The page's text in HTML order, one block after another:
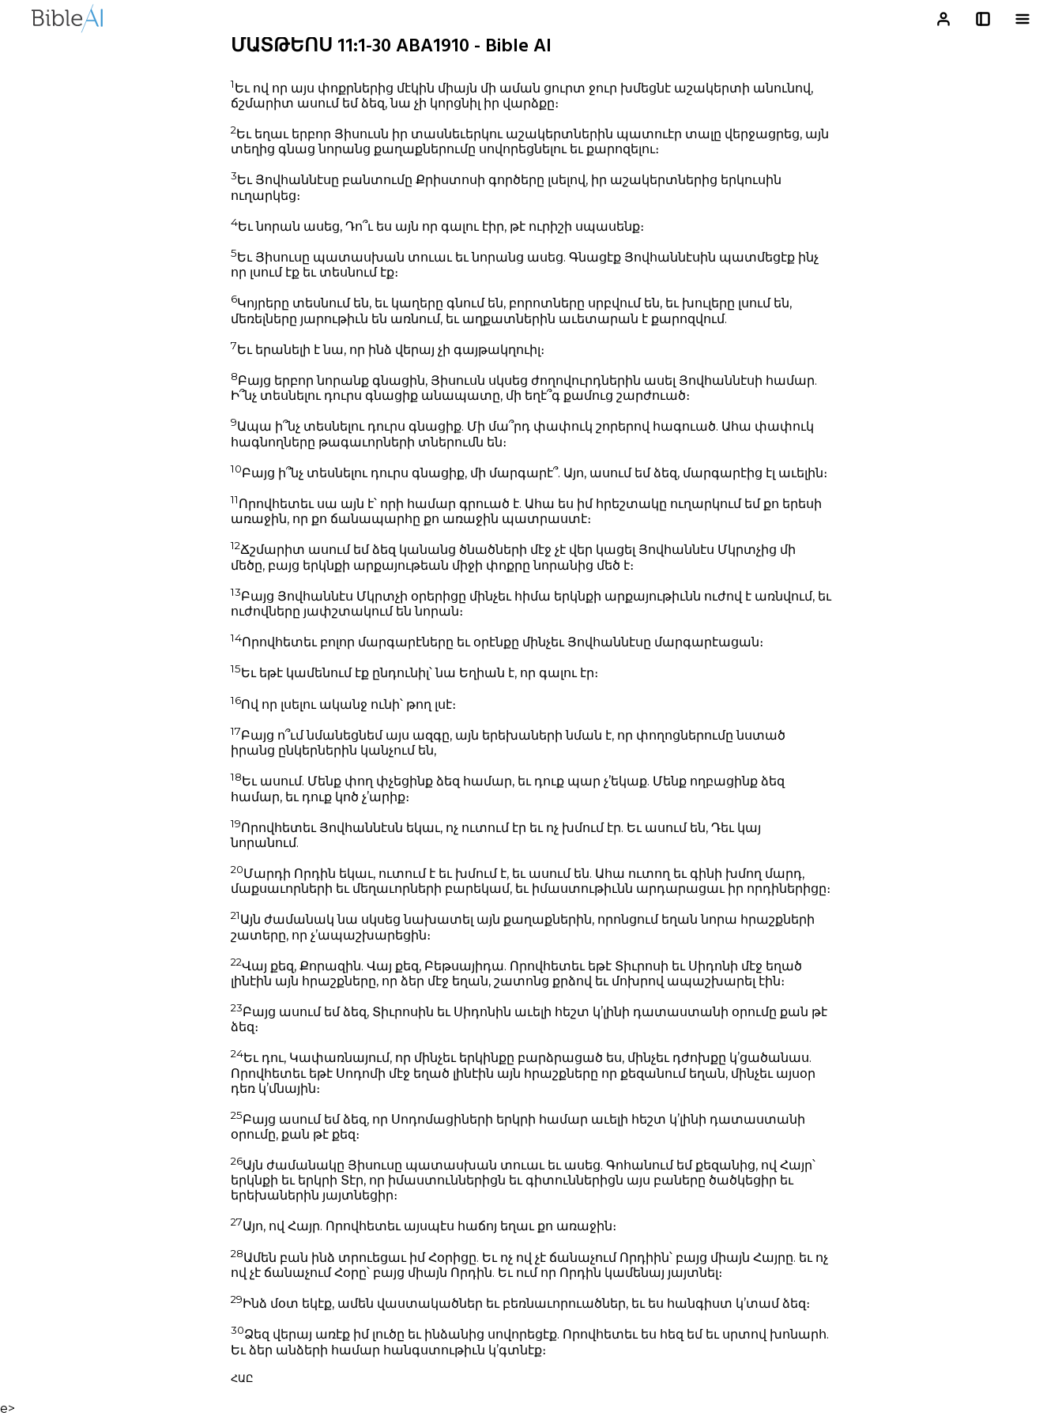
ՄԱՏԹԵՈՍ 11:1-30 ABA1910 - Bible AI
1Եւ ով որ այս փոքրներից մէկին միայն մի աման ցուրտ ջուր խմեցնէ աշակերտի անունով,
ճշմարիտ ասում եմ ձեզ, նա չի կորցնիլ իր վարձքը։
2Եւ եղաւ երբոր Յիսուսն իր տասնեւերկու աշակերտներին պատուէր տալը վերջացրեց, այն
տեղից գնաց նորանց քաղաքներումը սովորեցնելու եւ քարոզելու։
3Եւ Յովհաննէսը բանտումը Քրիստոսի գործերը լսելով, իր աշակերտներից երկուսին
ուղարկեց։
4Եւ նորան ասեց, Դո՞ւ ես այն որ գալու էիր, թէ ուրիշի սպասենք։
5Եւ Յիսուսը պատասխան տուաւ եւ նորանց ասեց. Գնացէք Յովհաննէսին պատմեցէք ինչ
որ լսում էք եւ տեսնում էք։
6Կոյրերը տեսնում են, եւ կաղերը գնում են, բորոտները սրբվում են, եւ խուլերը լսում են,
մեռելները յարութիւն են առնում, եւ աղքատներին աւետարան է քարոզվում.
7Եւ երանելի է նա, որ ինձ վերայ չի գայթակղուիլ։
8Բայց երբոր նորանք գնացին, Յիսուսն սկսեց ժողովուրդներին ասել Յովհաննէսի համար.
Ի՞նչ տեսնելու դուրս գնացիք անապատը, մի եղէ՞գ քամուց շարժուած։
9Ապա ի՞նչ տեսնելու դուրս գնացիք. Մի մա՞րդ փափուկ շորերով հագուած. Ահա փափուկ
հագնողները թագաւորների տներումն են։
10Բայց ի՞նչ տեսնելու դուրս գնացիք, մի մարգարէ՞. Այո, ասում եմ ձեզ, մարգարէից էլ աւելին։
11Որովհետեւ սա այն է՝ որի համար գրուած է. Ահա ես իմ հրեշտակը ուղարկում եմ քո երեսի
առաջին, որ քո ճանապարհը քո առաջին պատրաստէ։
12Ճշմարիտ ասում եմ ձեզ կանանց ծնածների մէջ չէ վեր կացել Յովհաննէս Մկրտչից մի
մեծը, բայց երկնքի արքայութեան միջի փոքրը նորանից մեծ է։
13Բայց Յովհաննէս Մկրտչի օրերիցը մինչեւ հիմա երկնքի արքայութիւնն ուժով է առնվում, եւ
ուժովները յափշտակում են նորան։
14Որովհետեւ բոլոր մարգարէները եւ օրէնքը մինչեւ Յովհաննէսը մարգարէացան։
15Եւ եթէ կամենում էք ընդունիլ՝ նա Եղիան է, որ գալու էր։
16Ով որ լսելու ականջ ունի՝ թող լսէ։
17Բայց ո՞ւմ նմանեցնեմ այս ազգը, այն երեխաների նման է, որ փողոցներումը նստած
իրանց ընկերներին կանչում են,
18Եւ ասում. Մենք փող փչեցինք ձեզ համար, եւ դուք պար չ’եկաք. Մենք ողբացինք ձեզ
համար, եւ դուք կոծ չ’արիք։
19Որովհետեւ Յովհաննէսն եկաւ, ոչ ուտում էր եւ ոչ խմում էր. Եւ ասում են, Դեւ կայ
նորանում.
20Մարդի Որդին եկաւ, ուտում է եւ խմում է, եւ ասում են. Ահա ուտող եւ գինի խմող մարդ,
մաքսաւորների եւ մեղաւորների բարեկամ, եւ իմաստութիւնն արդարացաւ իր որդիներիցը։
21Այն ժամանակ նա սկսեց նախատել այն քաղաքներին, որոնցում եղան նորա հրաշքների
շատերը, որ չ’ապաշխարեցին։
22Վայ քեզ, Քորազին. Վայ քեզ, Բեթսայիդա. Որովհետեւ եթէ Տիւրոսի եւ Սիդոնի մէջ եղած
լինէին այն հրաշքները, որ ձեր մէջ եղան, շատոնց քրձով եւ մոխրով ապաշխարել էին։
23Բայց ասում եմ ձեզ, Տիւրոսին եւ Սիդոնին աւելի հեշտ կ’լինի դատաստանի օրումը քան թէ
ձեզ։
24Եւ դու, Կափառնայում, որ մինչեւ երկինքը բարձրացած ես, մինչեւ դժոխքը կ’ցածանաս.
Որովհետեւ եթէ Սոդոմի մէջ եղած լինէին այն հրաշքները որ քեզանում եղան, մինչեւ այսօր
դեռ կ’մնային։
25Բայց ասում եմ ձեզ, որ Սոդոմացիների երկրի համար աւելի հեշտ կ’լինի դատաստանի
օրումը, քան թէ քեզ։
26Այն ժամանակը Յիսուսը պատասխան տուաւ եւ ասեց. Գոհանում եմ քեզանից, ով Հայր՝
երկնքի եւ երկրի Տէր, որ իմաստուններիցն եւ գիտուններիցն այս բաները ծածկեցիր եւ
երեխաներին յայտնեցիր։
27Այո, ով Հայր. Որովհետեւ այսպէս հաճոյ եղաւ քո առաջին։
28Ամեն բան ինձ տրուեցաւ իմ Հօրիցը. Եւ ոչ ով չէ ճանաչում Որդիին՝ բայց միայն Հայրը. եւ ոչ
ով չէ ճանաչում Հօրը՝ բայց միայն Որդին. Եւ ում որ Որդին կամենայ յայտնել։
29Ինձ մօտ եկէք, ամեն վաստակածներ եւ բեռնաւորուածներ, եւ ես հանգիստ կ’տամ ձեզ։
30Ձեզ վերայ առէք իմ լուծը եւ ինձանից սովորեցէք. Որովհետեւ ես հեզ եմ եւ սրտով խոնարհ.
Եւ ձեր անձերի համար հանգստութիւն կ’գտնէք։
ՀԱԸ
e>